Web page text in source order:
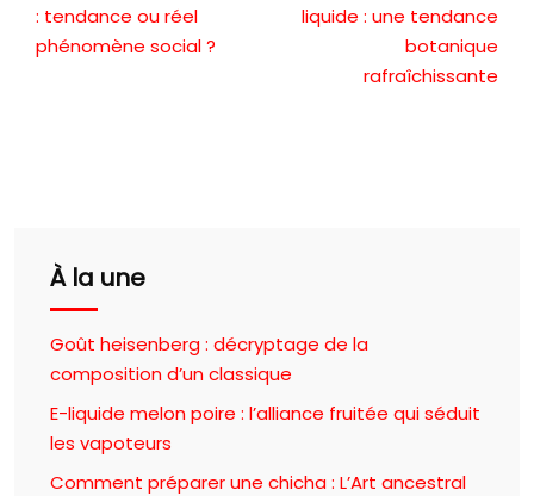
: tendance ou réel
phénomène social ?
liquide : une tendance
botanique
rafraîchissante
À la une
Goût heisenberg : décryptage de la
composition d’un classique
E-liquide melon poire : l’alliance fruitée qui séduit
les vapoteurs
Comment préparer une chicha : L’Art ancestral